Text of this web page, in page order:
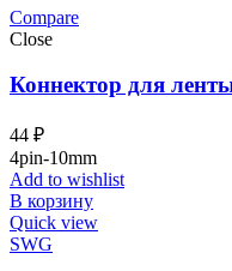
Compare
Close
Коннектор для
44 ₽
4pin-10mm
Add to wishlist
В корзину
Quick view
SWG